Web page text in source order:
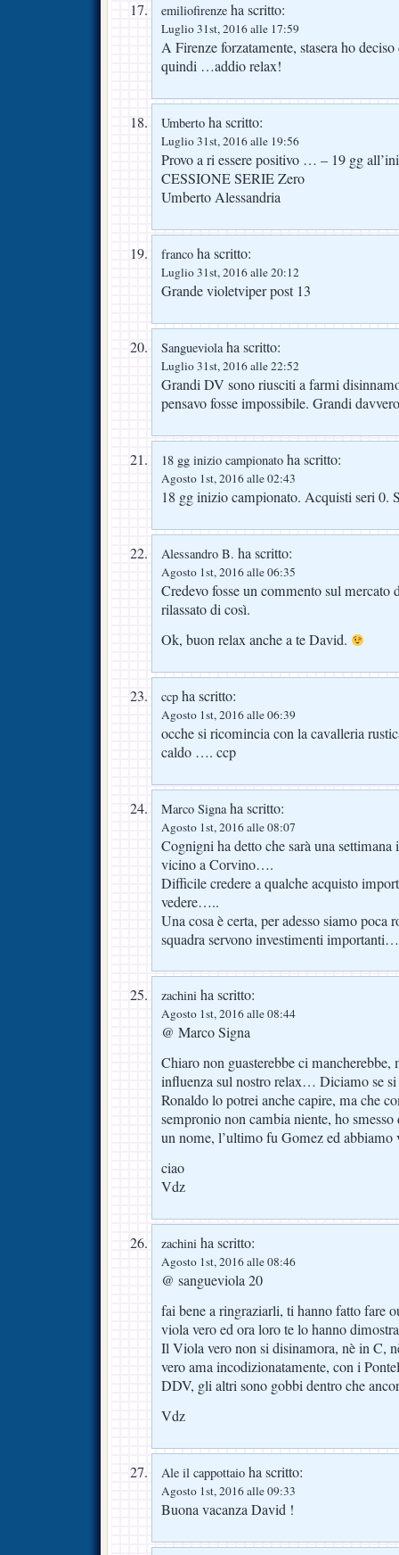
emiliofirenze ha scritto:
Luglio 31st, 2016 alle 17:59
A Firenze forzatamente, stasera ho
quindi …addio relax!
Umberto ha scritto:
Luglio 31st, 2016 alle 19:56
Provo a ri essere positivo … – 19 gg
CESSIONE SERIE Zero
Umberto Alessandria
franco ha scritto:
Luglio 31st, 2016 alle 20:12
Grande violetviper post 13
Sangueviolaha scritto:
Luglio 31st, 2016 alle 22:52
Grandi DV sono riusciti a farmi
pensavo fosse impossibile. Grandi
18 gg inizio campionato ha scritto:
Agosto 1st, 2016 alle 02:43
18 gg inizio campionato. Acquisti seri 0.
Alessandro B. ha scritto:
Agosto 1st, 2016 alle 06:35
Credevo fosse un commento sul mercato
rilassato di così.
Ok, buon relax anche a te David.
ccp ha scritto:
Agosto 1st, 2016 alle 06:39
ocche si ricomincia con la cavalleria
caldo …. ccp
Marco Signaha scritto:
Agosto 1st, 2016 alle 08:07
Cognigni ha detto che sarà una settimana
vicino a Corvino….
Difficile credere a qualche acquisto
vedere…..
Una cosa è certa, per adesso siamo poca
squadra servono investimenti
zachini ha scritto:
Agosto 1st, 2016 alle 08:44
@ Marco Signa
Chiaro non guasterebbe ci mancherebbe,
influenza sul nostro relax… Diciamo se si
Ronaldo lo potrei anche capire, ma che
sempronio non cambia niente, ho
un nome, l’ultimo fu Gomez ed abbiamo
ciao
Vdz
zachini ha scritto:
Agosto 1st, 2016 alle 08:46
@ sangueviola 20
fai bene a ringraziarli, ti hanno fatto fare
viola vero ed ora loro te lo hanno
Il Viola vero non si disinamora, nè in
vero ama incodizionatamente, con i
DDV, gli altri sono gobbi dentro che
Vdz
Ale il cappottaio ha scritto:
Agosto 1st, 2016 alle 09:33
Buona vacanza David !